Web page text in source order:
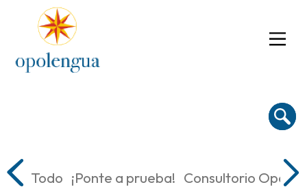
Todo ¡Ponte a prueba! Consultorio